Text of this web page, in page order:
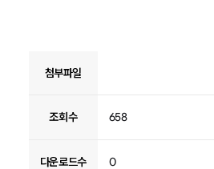
첨부파일
조회수 658
다운로드수 0